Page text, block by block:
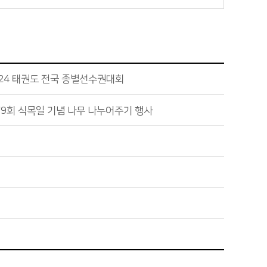
태권도 전국 종별선수권대회
회 식목일 기념 나무 나누어주기 행사